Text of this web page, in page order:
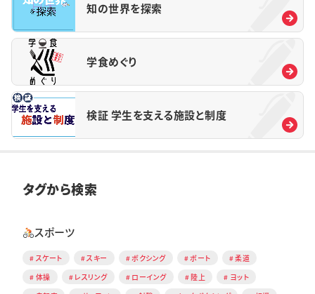
知の世界を探索
学食めぐり
検証 学生を支える施設と制度
タグから検索
スポーツ
スケート スキー ボクシング ボート
柔道
体操
レスリング ローイング 陸上
ヨット